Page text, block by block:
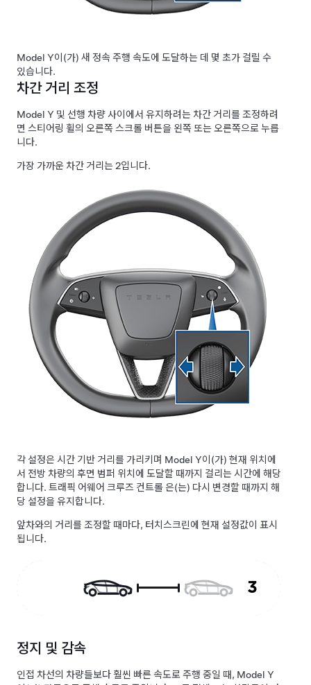
Model Y이(가) 새 정속 주행 속도에 도달하는 데 몇 초가 걸릴 수
있습니다.
차간 거리 조정
Model Y 및 선행 차량 사이에서 유지하려는 차간 거리 를 조정하려
면 스티어링 휠의 오른쪽 스크롤 버튼을 왼쪽 또는 오른쪽으로 누릅
니다.
가장 가까운 차간 거리는 2입니다.
각 설정은 시간 기반 거리를 가리키며 Model Y이(가) 현재 위치에
서 전방 차량의 후면 범퍼 위치에 도달할 때까지 걸리는 시간에 해당
합니다. 트래픽 어웨어 크루즈 컨트롤은(는) 다시 변경할 때까지 해
당 설정을 유지합니다.
앞차와의 거리를 조정할 때마다, 터치스크린에 현재 설정값이 표시
됩니다.
정지 및 감속
인접 차선의 차량들보다 훨씬 빠른 속도로 주행 중일 때, Model Y